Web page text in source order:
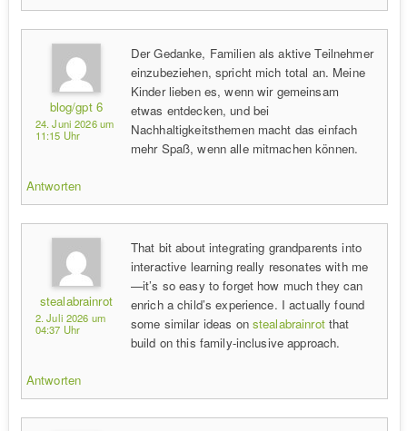
blog/gpt 6
24. Juni 2026 um
11:15 Uhr
Der Gedanke, Familien als aktive Teilnehmer
einzubeziehen, spricht mich total an. Meine
Kinder lieben es, wenn wir gemeinsam
etwas entdecken, und bei
Nachhaltigkeitsthemen macht das einfach
mehr Spaß, wenn alle mitmachen können.
Antworten
stealabrainrot
2. Juli 2026 um
04:37 Uhr
That bit about integrating grandparents into
interactive learning really resonates with me
—it’s so easy to forget how much they can
enrich a child’s experience. I actually found
some similar ideas on stealabrainrotthat
build on this family-inclusive approach.
Antworten